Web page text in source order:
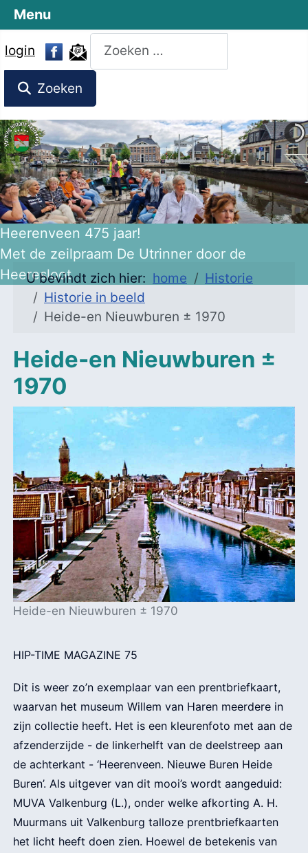
login
Zoeken
Zoeken
Heerenveen 475 jaar!
Met de zeilpraam De Utrinner door de
Heeresloot
U bevindt zich hier: home
Historie
Historie in beeld
Heide-en Nieuwburen ± 1970
Heide-en Nieuwburen ±
1970
Heide-en Nieuwburen ± 1970
HIP-TIME MAGAZINE 75
Dit is weer zo’n exemplaar van een prentbriefkaart,
waarvan het museum Willem van Haren meerdere in
zijn collectie heeft. Het is een kleurenfoto met aan de
afzenderzijde - de linkerhelft van de deelstreep aan
de achterkant - ‘Heerenveen. Nieuwe Buren Heide
Buren’. Als uitgever van dit mooi’s wordt aangeduid:
MUVA Valkenburg (L.), onder welke afkorting A. H.
Muurmans uit Valkenburg talloze prentbriefkaarten
het licht heeft doen zien. Hoewel de betekenis van
Menu